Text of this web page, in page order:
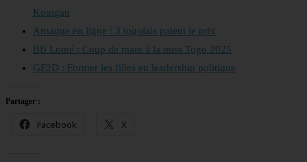
Kouigan
Arnaque en ligne : 3 togolais paient le prix
BB Lomé : Coup de main à la miss Togo 2025
GF2D : Former les filles en leadership politique
Partager :
Facebook X